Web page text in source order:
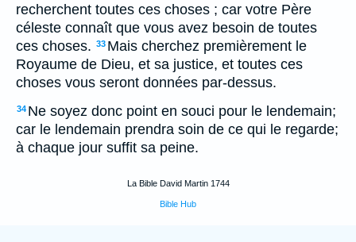
recherchent toutes ces choses ; car votre Père
céleste connaît que vous avez besoin de toutes
ces choses. 33 Mais cherchez premièrement le
Royaume de Dieu, et sa justice, et toutes ces
choses vous seront données par-dessus.
34 Ne soyez donc point en souci pour le lendemain;
car le lendemain prendra soin de ce qui le regarde;
à chaque jour suffit sa peine.
La Bible David Martin 1744
Bible Hub